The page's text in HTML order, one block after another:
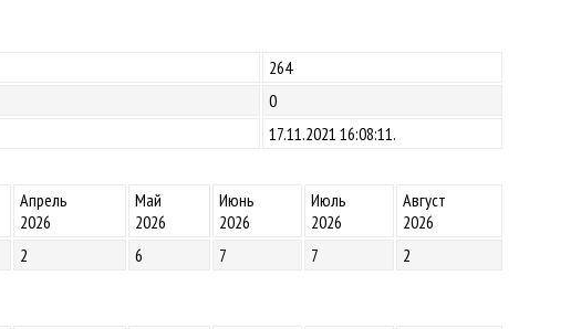
264
0
17.11.2021 16:08:11.
Апрель
2026
Май
2026
Июнь
2026
Июль
2026
Август
2026
2 6 7 7 2